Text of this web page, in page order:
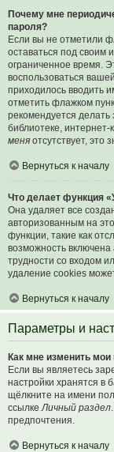
Почему мне
пароля?
Если вы не отметили
оставаться под своим
ограниченное время.
воспользоваться
приходилось вводить
отметить флажком
рекомендуется
библиотеке, интернет-
меня отсутствует, это
Вернуться к началу
Что делает функция
Она удаляет все
авторизованным на
функции, такие как
возможность
трудности со входом
удаление cookies
Вернуться к началу
Параметры и
Как мне изменить мои
Если вы являетесь
настройки хранятся в
щёлкните на имени
ссылкеЛичный раздел
предпочтения.
Вернуться к началу